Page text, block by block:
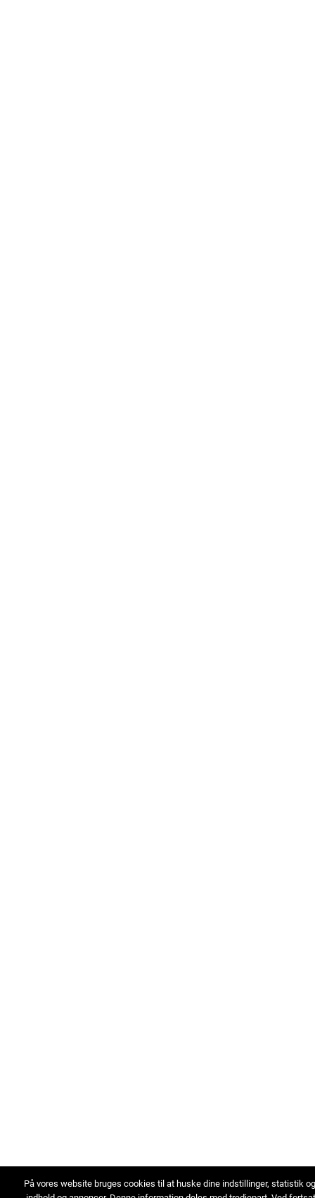
På vores website bruges cookies til at huske dine indstillinger, statistik